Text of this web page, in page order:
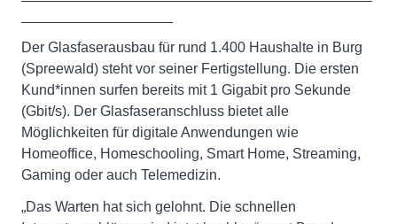
Der Glasfaserausbau für rund 1.400 Haushalte in Burg
(Spreewald) steht vor seiner Fertigstellung. Die ersten
Kund*innen surfen bereits mit 1 Gigabit pro Sekunde
(Gbit/s). Der Glasfaseranschluss bietet alle
Möglichkeiten für digitale Anwendungen wie
Homeoffice, Homeschooling, Smart Home, Streaming,
Gaming oder auch Telemedizin.
„Das Warten hat sich gelohnt. Die schnellen